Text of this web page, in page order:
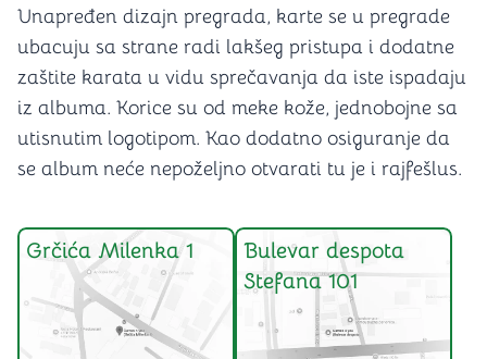
Unapređen dizajn pregrada, karte se u pregrade
ubacuju sa strane radi lakšeg pristupa i dodatne
zaštite karata u vidu sprečavanja da iste ispadaju
iz albuma. Korice su od meke kože, jednobojne sa
utisnutim logotipom. Kao dodatno osiguranje da
se album neće nepoželjno otvarati tu je i rajfešlus.
Grčića Milenka 1
Bulevar despota
Stefana 101